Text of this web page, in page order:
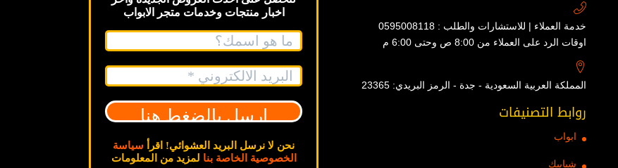
خدمة العملاء | للاستشارات والطلب : 0595008118
اوقات الرد على العملاء من 8:00 ص وحتى 6:00 م
المملكة العربية السعودية - جدة - الرمز البريدي: 23365
روابط التصنيفات
ابواب
شبابيك
اخبار منتجات وخدمات متجر الابواب
نحن لا نرسل البريد العشوائي! اقرأ سياسة
الخصوصية الخاصة بنا لمزيد من المعلومات